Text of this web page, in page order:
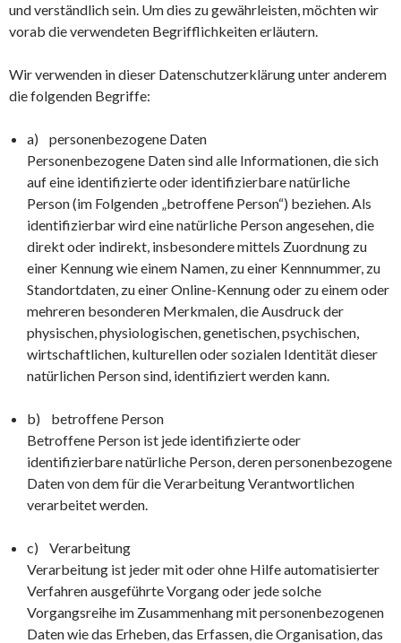
und verständlich sein. Um dies zu gewährleisten, möchten wir
vorab die verwendeten Begrifflichkeiten erläutern.
Wir verwenden in dieser Datenschutzerklärung unter anderem
die folgenden Begriffe:
a) personenbezogene Daten
Personenbezogene Daten sind alle Informationen, die sich
auf eine identifizierte oder identifizierbare natürliche
Person (im Folgenden „betroffene Person“) beziehen. Als
identifizierbar wird eine natürliche Person angesehen, die
direkt oder indirekt, insbesondere mittels Zuordnung zu
einer Kennung wie einem Namen, zu einer Kennnummer, zu
Standortdaten, zu einer Online-Kennung oder zu einem oder
mehreren besonderen Merkmalen, die Ausdruck der
physischen, physiologischen, genetischen, psychischen,
wirtschaftlichen, kulturellen oder sozialen Identität dieser
natürlichen Person sind, identifiziert werden kann.
b) betroffene Person
Betroffene Person ist jede identifizierte oder
identifizierbare natürliche Person, deren personenbezogene
Daten von dem für die Verarbeitung Verantwortlichen
verarbeitet werden.
c) Verarbeitung
Verarbeitung ist jeder mit oder ohne Hilfe automatisierter
Verfahren ausgeführte Vorgang oder jede solche
Vorgangsreihe im Zusammenhang mit personenbezogenen
Daten wie das Erheben, das Erfassen, die Organisation, das